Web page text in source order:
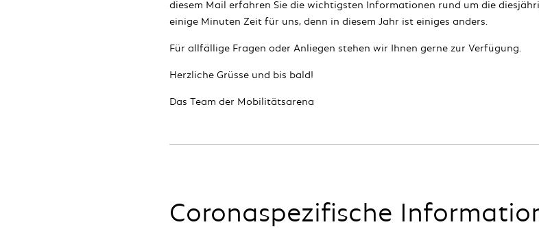
diesem Mail erfahren Sie die wichtigsten Informationen rund um die
einige Minuten Zeit für uns, denn in diesem Jahr ist einiges anders.
Für allfällige Fragen oder Anliegen stehen wir Ihnen gerne zur Verfügung.
Herzliche Grüsse und bis bald!
Das Team der Mobilitätsarena
Coronaspezifische